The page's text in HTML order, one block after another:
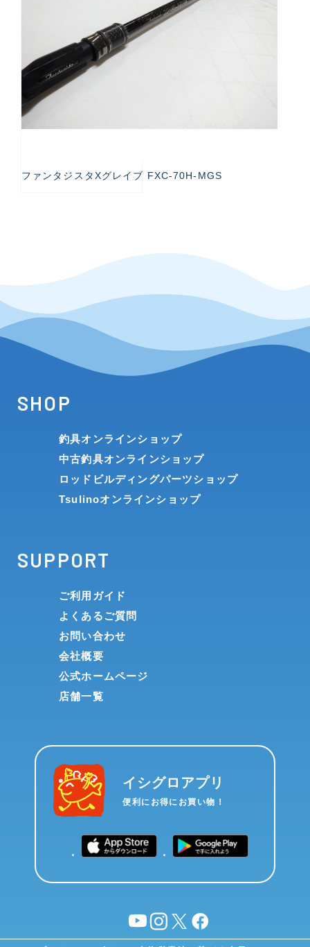
ファンタジスタXグレイブ FXC-70H-MGS
SHOP
釣具オンラインショップ
中古釣具オンラインショップ
ロッドビルディングパーツショップ
Tsulinoオンラインショップ
SUPPORT
ご利用ガイド
よくあるご質問
お問い合わせ
会社概要
公式ホームページ
店舗一覧
イシグロアプリ
便利にお得にお買い物！
YouTubeinstagram
X facebook